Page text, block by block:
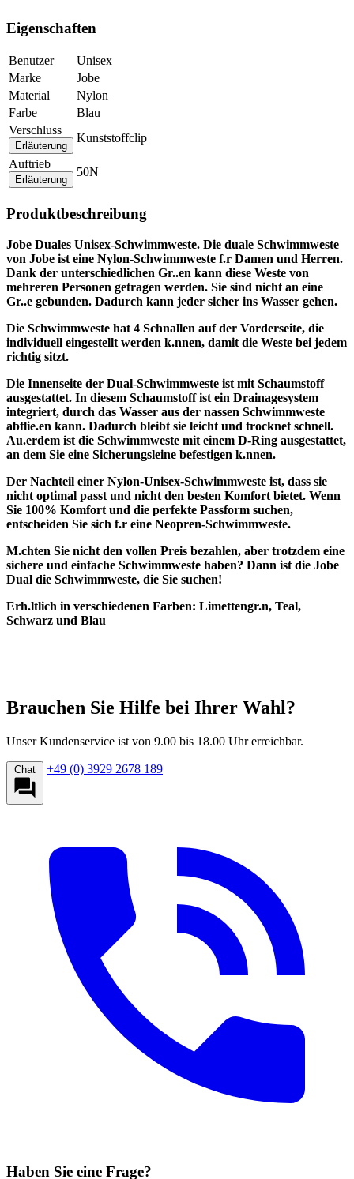
Eigenschaften
Benutzer
Unisex
Marke
Jobe
Material
Nylon
Farbe
Blau
Verschluss
Erläuterung
Kunststoffclip
Auftrieb
Erläuterung
50N
Produktbeschreibung
Jobe Duales Unisex-Schwimmweste. Die duale Schwimmweste
von Jobe ist eine Nylon-Schwimmweste f.r Damen und Herren.
Dank der unterschiedlichen Gr..en kann diese Weste von
mehreren Personen getragen werden. Sie sind nicht an eine
Gr..e gebunden. Dadurch kann jeder sicher ins Wasser gehen.
Die Schwimmweste hat 4 Schnallen auf der Vorderseite, die
individuell eingestellt werden k.nnen, damit die Weste bei jedem
richtig sitzt.
Die Innenseite der Dual-Schwimmweste ist mit Schaumstoff
ausgestattet. In diesem Schaumstoff ist ein Drainagesystem
integriert, durch das Wasser aus der nassen Schwimmweste
abflie.en kann. Dadurch bleibt sie leicht und trocknet schnell.
Au.erdem ist die Schwimmweste mit einem D-Ring ausgestattet,
an dem Sie eine Sicherungsleine befestigen k.nnen.
Der Nachteil einer Nylon-Unisex-Schwimmweste ist, dass sie
nicht optimal passt und nicht den besten Komfort bietet. Wenn
Sie 100% Komfort und die perfekte Passform suchen,
entscheiden Sie sich f.r eine Neopren-Schwimmweste.
M.chten Sie nicht den vollen Preis bezahlen, aber trotzdem eine
sichere und einfache Schwimmweste haben? Dann ist die Jobe
Dual die Schwimmweste, die Sie suchen!
Erh.ltlich in verschiedenen Farben: Limettengr.n, Teal,
Schwarz und Blau
Brauchen Sie Hilfe bei Ihrer Wahl?
Unser Kundenservice ist von 9.00 bis 18.00 Uhr erreichbar.
Chat +49 (0) 3929 2678 189
Haben Sie eine Frage?